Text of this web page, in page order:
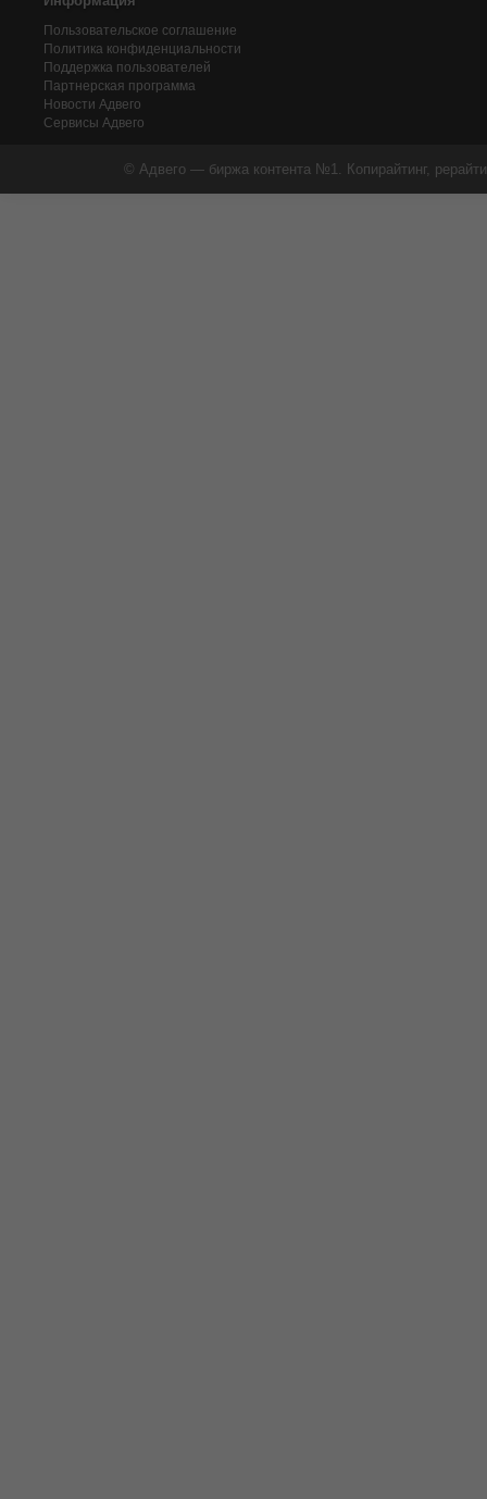
Пользовательское соглашение
Политика конфиденциальности
Поддержка пользователей
Партнерская программа
Новости Адвего
Сервисы Адвего
© Адвего — биржа контента №1. Копирайтинг,